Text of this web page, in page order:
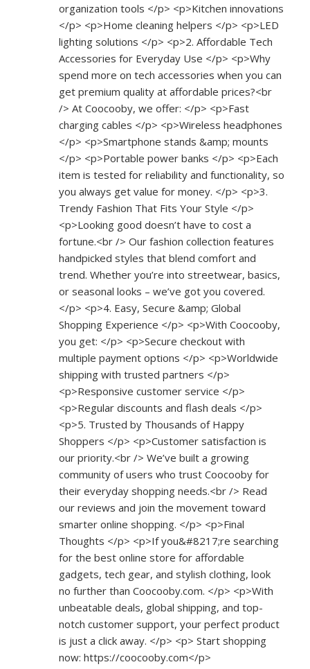
organization tools </p> <p>Kitchen innovations
</p> <p>Home cleaning helpers </p> <p>LED
lighting solutions </p> <p>2. Affordable Tech
Accessories for Everyday Use </p> <p>Why
spend more on tech accessories when you can
get premium quality at affordable prices?<br
/> At Coocooby, we offer: </p> <p>Fast
charging cables </p> <p>Wireless headphones
</p> <p>Smartphone stands &amp; mounts
</p> <p>Portable power banks </p> <p>Each
item is tested for reliability and functionality, so
you always get value for money. </p> <p>3.
Trendy Fashion That Fits Your Style </p>
<p>Looking good doesn’t have to cost a
fortune.<br /> Our fashion collection features
handpicked styles that blend comfort and
trend. Whether you’re into streetwear, basics,
or seasonal looks – we’ve got you covered.
</p> <p>4. Easy, Secure &amp; Global
Shopping Experience </p> <p>With Coocooby,
you get: </p> <p>Secure checkout with
multiple payment options </p> <p>Worldwide
shipping with trusted partners </p>
<p>Responsive customer service </p>
<p>Regular discounts and flash deals </p>
<p>5. Trusted by Thousands of Happy
Shoppers </p> <p>Customer satisfaction is
our priority.<br /> We’ve built a growing
community of users who trust Coocooby for
their everyday shopping needs.<br /> Read
our reviews and join the movement toward
smarter online shopping. </p> <p>Final
Thoughts </p> <p>If you&#8217;re searching
for the best online store for affordable
gadgets, tech gear, and stylish clothing, look
no further than Coocooby.com. </p> <p>With
unbeatable deals, global shipping, and top-
notch customer support, your perfect product
is just a click away. </p> <p> Start shopping
now: https://coocooby.com</p>